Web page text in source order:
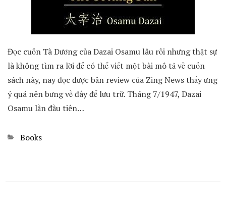
Đọc cuốn Tà Dương của Dazai Osamu lâu rồi nhưng thật sự
là không tìm ra lời để có thể viết một bài mô tả về cuốn
sách này, nay đọc được bản review của Zing News thấy ưng
ý quá nên bưng về đây để lưu trữ. Tháng 7/1947, Dazai
Osamu lần đầu tiên…
Categories
Books